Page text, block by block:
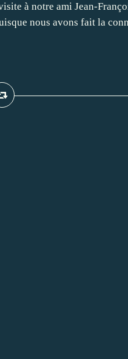
à notre ami Jean-
nous avons fait la